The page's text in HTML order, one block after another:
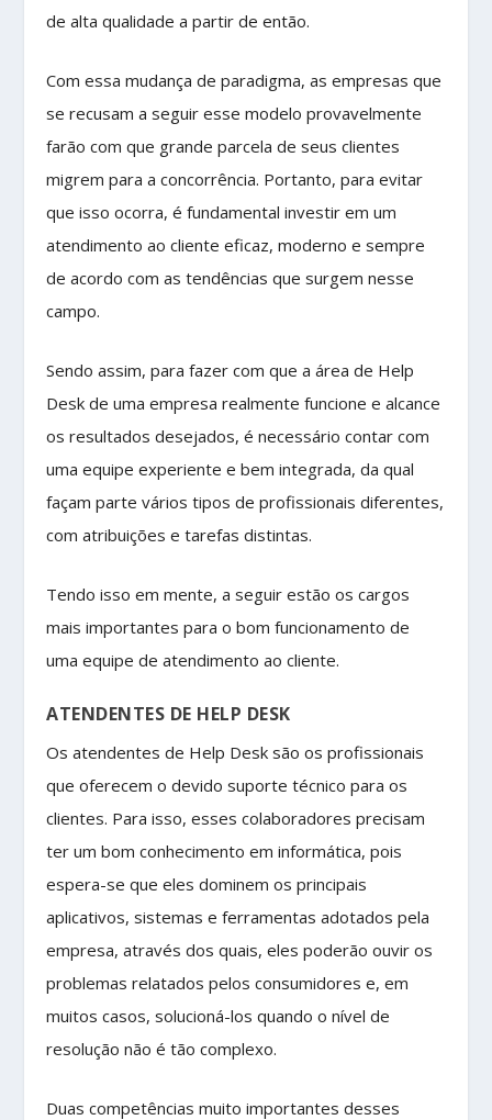
de alta qualidade a partir de então.
Com essa mudança de paradigma, as empresas que
se recusam a seguir esse modelo provavelmente
farão com que grande parcela de seus clientes
migrem para a concorrência. Portanto, para evitar
que isso ocorra, é fundamental investir em um
atendimento ao cliente eficaz, moderno e sempre
de acordo com as tendências que surgem nesse
campo.
Sendo assim, para fazer com que a área de Help
Desk de uma empresa realmente funcione e alcance
os resultados desejados, é necessário contar com
uma equipe experiente e bem integrada, da qual
façam parte vários tipos de profissionais diferentes,
com atribuições e tarefas distintas.
Tendo isso em mente, a seguir estão os cargos
mais importantes para o bom funcionamento de
uma equipe de atendimento ao cliente.
ATENDENTES DE HELP DESK
Os atendentes de Help Desk são os profissionais
que oferecem o devido suporte técnico para os
clientes. Para isso, esses colaboradores precisam
ter um bom conhecimento em informática, pois
espera-se que eles dominem os principais
aplicativos, sistemas e ferramentas adotados pela
empresa, através dos quais, eles poderão ouvir os
problemas relatados pelos consumidores e, em
muitos casos, solucioná-los quando o nível de
resolução não é tão complexo.
Duas competências muito importantes desses